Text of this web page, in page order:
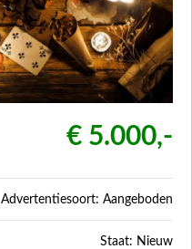
€ 5.000,-
Advertentiesoort: Aangeboden
Staat: Nieuw